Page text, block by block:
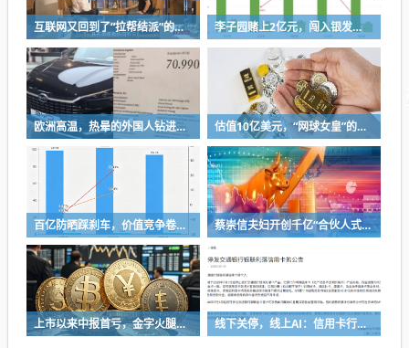
互联网又回到了“拉帮结派”的时代 李子园赌上2亿元，闯入银发市场
欧洲高温，热晕的外国人钻进中国新能源车里避暑 估值10亿美元，“网球女皇”的咖啡店要IPO了
百亿防晒踩刹车，价值竞争卷到“长寿科学” 蔡崇信夫妇开创千亿“合伙人式”分手
上市以来中报首亏，金字火腿能靠“追光”逆袭吗？ 线下关停，线上AI：信用卡行业的“退与进”